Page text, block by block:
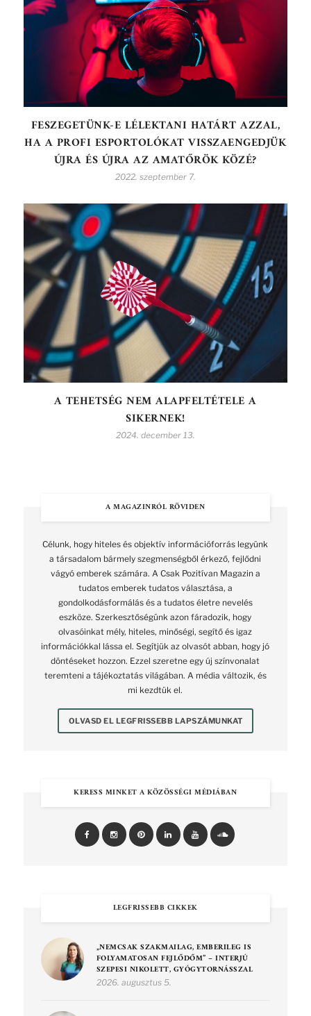
FESZEGETÜNK-E LÉLEKTANI HATÁRT AZZAL,
HA A PROFI ESPORTOLÓKAT VISSZAENGEDJÜK
ÚJRA ÉS ÚJRA AZ AMATŐRÖK KÖZÉ?
2022. szeptember 7.
A TEHETSÉG NEM ALAPFELTÉTELE A
SIKERNEK!
2024. december 13.
A MAGAZINRÓL RÖVIDEN
Célunk, hogy hiteles és objektív információforrás legyünk
a társadalom bármely szegmenségből érkező, fejlődni
vágyó emberek számára. A Csak Pozitívan Magazin a
tudatos emberek tudatos választása, a
gondolkodásformálás és a tudatos életre nevelés
eszköze. Szerkesztőségünk azon fáradozik, hogy
olvasóinkat mély, hiteles, minőségi, segítő és igaz
információkkal lássa el. Segítjük az olvasót abban, hogy jó
döntéseket hozzon. Ezzel szeretne egy új színvonalat
teremteni a tájékoztatás világában. A média változik, és
mi kezdtük el.
OLVASD EL LEGFRISSEBB LAPSZÁMUNKAT
KERESS MINKET A KÖZÖSSÉGI MÉDIÁBAN
LEGFRISSEBB CIKKEK
„NEMCSAK SZAKMAILAG, EMBERILEG IS
FOLYAMATOSAN FEJLŐDŐM” – INTERJÚ
SZEPESI NIKOLETT, GYÓGYTORNÁSSZAL
2026. augusztus 5.